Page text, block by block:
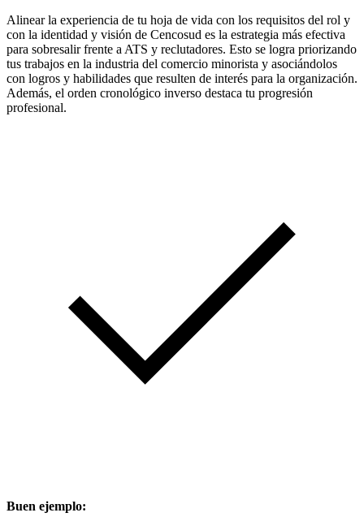
Alinear la experiencia de tu hoja de vida con los requisitos del rol y
con la identidad y visión de Cencosud es la estrategia más efectiva
para sobresalir frente a ATS y reclutadores. Esto se logra priorizando
tus trabajos en la industria del comercio minorista y asociándolos
con logros y habilidades que resulten de interés para la organización.
Además, el orden cronológico inverso destaca tu progresión
profesional.
Buen ejemplo: